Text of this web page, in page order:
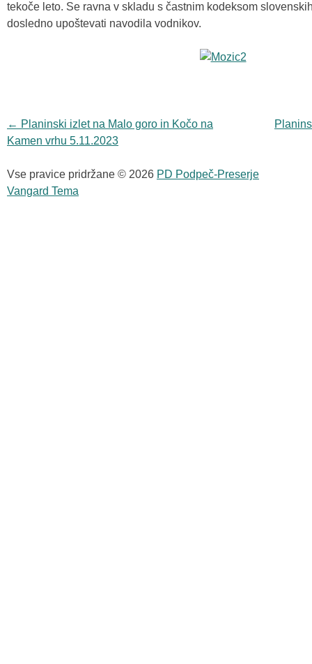
tekoče leto. Se ravna v skladu s častnim kodeksom
dosledno upoštevati navodila vodnikov.
Navigacija objav
← Planinski izlet na Malo goro in Kočo na
Kamen vrhu 5.11.2023
Vse pravice pridržane © 2026 PD Podpeč-Preserje
Vangard Tema